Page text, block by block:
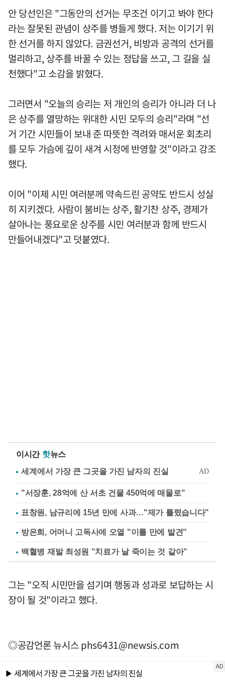
안 당선인은 "그동안의 선거는 무조건 이기고 봐야 한다
라는 잘못된 관념이 상주를 병들게 했다. 저는 이기기 위
한 선거를 하지 않았다. 금권선거, 비방과 공격의 선거를
멀리하고, 상주를 바꿀 수 있는 정답을 쓰고, 그 길을 실
천했다"고 소감을 밝혔다.
그러면서 "오늘의 승리는 저 개인의 승리가 아니라 더 나
은 상주를 열망하는 위대한 시민 모두의 승리"라며 "선
거 기간 시민들이 보내 준 따뜻한 격려와 매서운 회초리
를 모두 가슴에 깊이 새겨 시정에 반영할 것"이라고 강조
했다.
이어 "이제 시민 여러분께 약속드린 공약도 반드시 성실
히 지키겠다. 사람이 붐비는 상주, 활기찬 상주, 경제가
살아나는 풍요로운 상주를 시민 여러분과 함께 반드시
만들어내겠다"고 덧붙였다.
이시간 핫뉴스
"서장훈, 28억에 산 서초 건물 450억에 매물로"
표창원, 남규리에 15년 만에 사과…"제가 틀렸습니다"
방은희, 어머니 고독사에 오열 "이틀 만에 발견"
백혈병 재발 최성원 "치료가 날 죽이는 것 같아"
그는 "오직 시민만을 섬기며 행동과 성과로 보답하는 시
장이 될 것"이라고 했다.
◎공감언론 뉴시스phs6431@newsis.com